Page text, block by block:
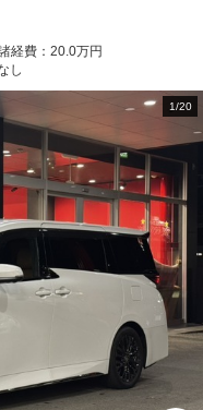
経費： 20.0万円
し
1/20